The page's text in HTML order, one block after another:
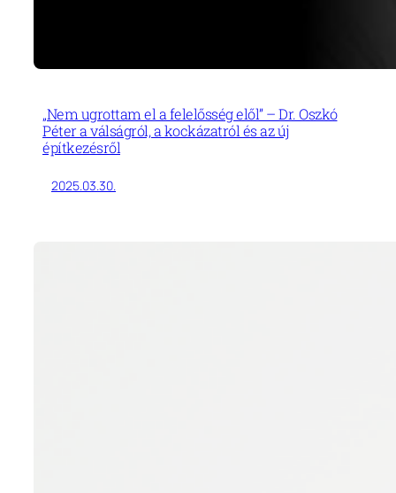
„Nem ugrottam el a felelősség elől” – Dr. Oszkó
Péter a válságról, a kockázatról és az új
építkezésről
2025.03.30.